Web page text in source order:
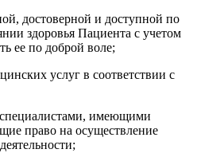
достоверной и доступной по
здоровья Пациента с учетом
ее по доброй воле;
услуг в соответствии с
имеющими
право на осуществление